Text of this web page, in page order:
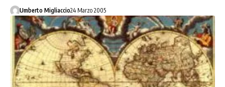
Umberto Migliaccio24 Marzo 2005